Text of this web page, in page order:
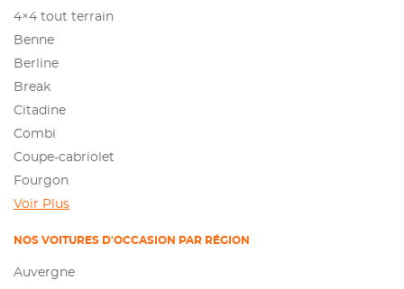
4×4 tout terrain
Benne
Berline
Break
Citadine
Combi
Coupe-cabriolet
Fourgon
Voir Plus
NOS VOITURES D'OCCASION PAR RÉGION
Auvergne